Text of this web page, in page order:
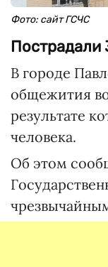
Фото: сайт ГСЧС
Пострадали
В городе
общежития
результате
человека.
Об этом